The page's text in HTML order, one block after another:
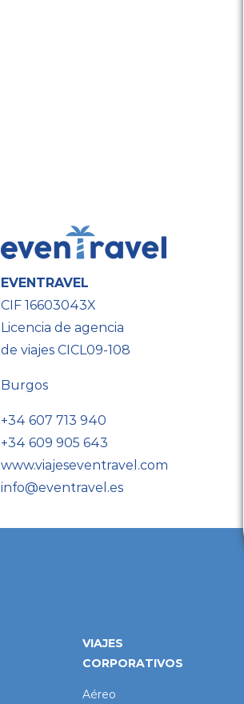
EVENTRAVEL
CIF 16603043X
Licencia de agencia
de viajes CICL09-108
Burgos
+34 607 713 940
+34 609 905 643
www.viajeseventravel.com
info@eventravel.es
VIAJES
CORPORATIVOS
Aéreo